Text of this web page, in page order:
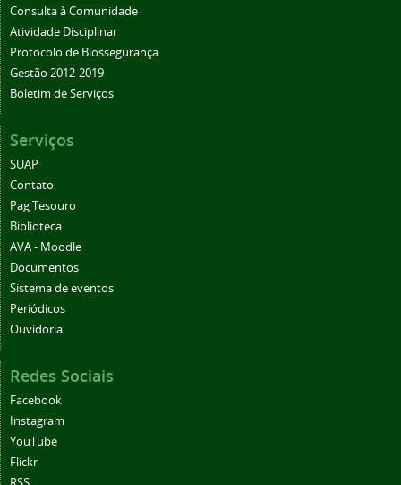
Consulta à Comunidade
Atividade Disciplinar
Protocolo de Biossegurança
Gestão 2012-2019
Boletim de Serviços
Serviços
SUAP
Contato
Pag Tesouro
Biblioteca
AVA - Moodle
Documentos
Sistema de eventos
Periódicos
Ouvidoria
Redes Sociais
Facebook
Instagram
YouTube
Flickr